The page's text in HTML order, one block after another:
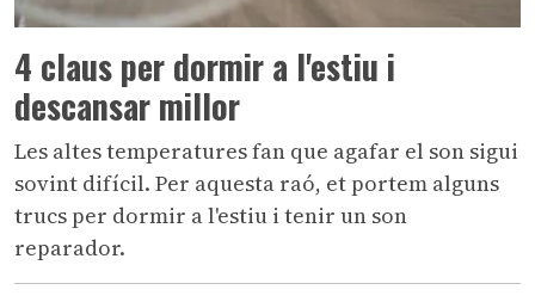
4 claus per dormir a l'estiu i
descansar millor
Les altes temperatures fan que agafar el son sigui
sovint difícil. Per aquesta raó, et portem alguns
trucs per dormir a l'estiu i tenir un son
reparador.